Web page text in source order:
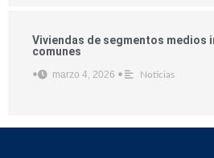
Viviendas de segmentos medios
comunes
• marzo 4, 2026 • Noticias